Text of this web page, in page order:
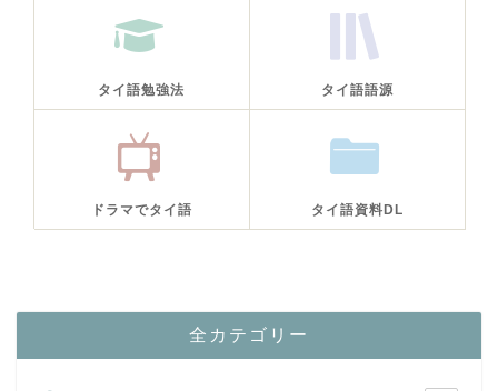
タイ語勉強法 タイ語語源
ドラマでタイ語 タイ語資料DL
全カテゴリー